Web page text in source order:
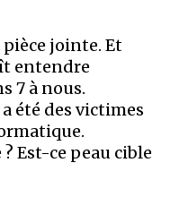
pièce jointe. Et
entendre
7 à nous.
été des victimes
Est-ce peau cible